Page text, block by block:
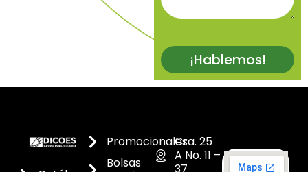
¡Hablemos!
Promocionales
Bolsas
Cra. 25
A No. 11 –